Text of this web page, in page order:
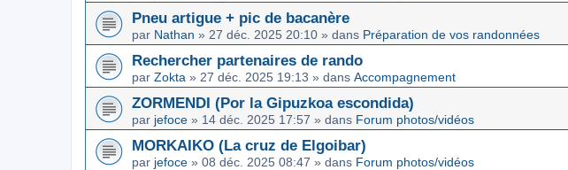
Pneu artigue + pic de bacanère
par Nathan » 27 déc. 2025 20:10 » dans Préparation de vos randonnées
Rechercher partenaires de rando
par Zokta » 27 déc. 2025 19:13 » dans Accompagnement
ZORMENDI (Por la Gipuzkoa escondida)
par jefoce » 14 déc. 2025 17:57 » dans Forum photos/vidéos
MORKAIKO (La cruz de Elgoibar)
par jefoce » 08 déc. 2025 08:47 » dans Forum photos/vidéos